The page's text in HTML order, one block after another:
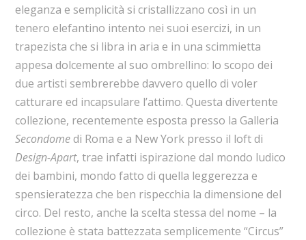
eleganza e semplicità si cristallizzano così in un
tenero elefantino intento nei suoi esercizi, in un
trapezista che si libra in aria e in una scimmietta
appesa dolcemente al suo ombrellino: lo scopo dei
due artisti sembrerebbe davvero quello di voler
catturare ed incapsulare l’attimo. Questa divertente
collezione, recentemente esposta presso la Galleria
Secondomedi Roma e a New York presso il loft di
Design-Apart, trae infatti ispirazione dal mondo ludico
dei bambini, mondo fatto di quella leggerezza e
spensieratezza che ben rispecchia la dimensione del
circo. Del resto, anche la scelta stessa del nome – la
collezione è stata battezzata semplicemente “Circus”